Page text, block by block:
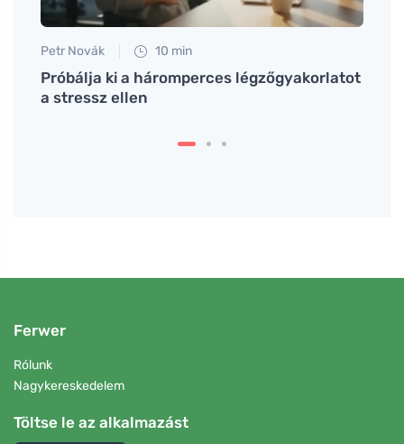
Petr Novák 10 min
Próbálja ki a háromperces légzőgyakorlatot
a stressz ellen
Ferwer
Rólunk
Nagykereskedelem
Töltse le az alkalmazást